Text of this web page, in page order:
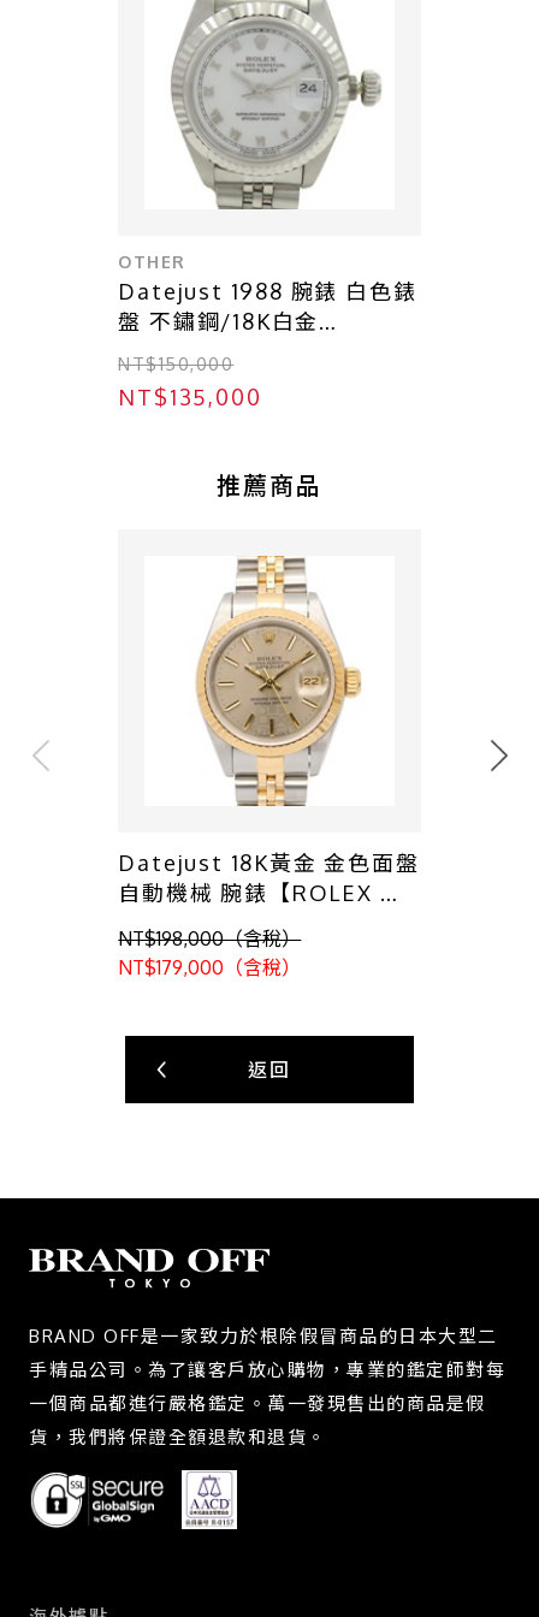
OTHER
Datejust 1988 腕錶 白色錶
盤 不鏽鋼/18K白金
【ROLEX 勞力士】
69174WR
NT$150,000
NT$135,000
推薦商品
Datejust 18K黃金 金色面盤
自動機械 腕錶【ROLEX 勞
力士】 69173
NT$198,000（含稅）
NT$179,000（含稅）
返回
BRAND OFF是一家致力於根除假冒商品的日本大型二
手精品公司。為了讓客戶放心購物，專業的鑑定師對每
一個商品都進行嚴格鑑定。萬一發現售出的商品是假
貨，我們將保證全額退款和退貨。